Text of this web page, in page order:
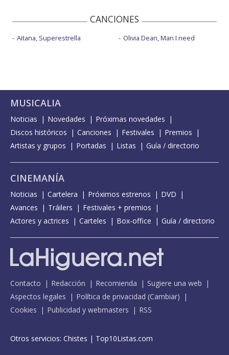
CANCIONES
Aitana, Superestrella Olivia Dean, Man I need
MUSICALIA
Noticias Novedades
Próximas novedades
Discos históricos
Canciones Festivales
Premios
Artistas y grupos
Portadas Listas Guía / directorio
CINEMANÍA
Noticias Cartelera Próximos estrenos
DVD
Avances
Tráilers
Festivales + premios
Actores y actrices
Carteles Box-office Guía / directorio
Contacto Redacción Recomienda
Sugiere una web
Aspectos legales
Política de privacidad (Cambiar)
Cookies
Publicidad y webmasters RSS
Otros servicios: Chistes | Top10Listas.com